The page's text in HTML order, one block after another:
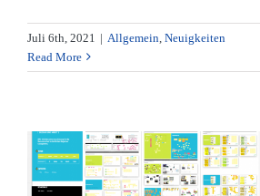
Juli 6th, 2021 | Allgemein Neuigkeiten
Read More